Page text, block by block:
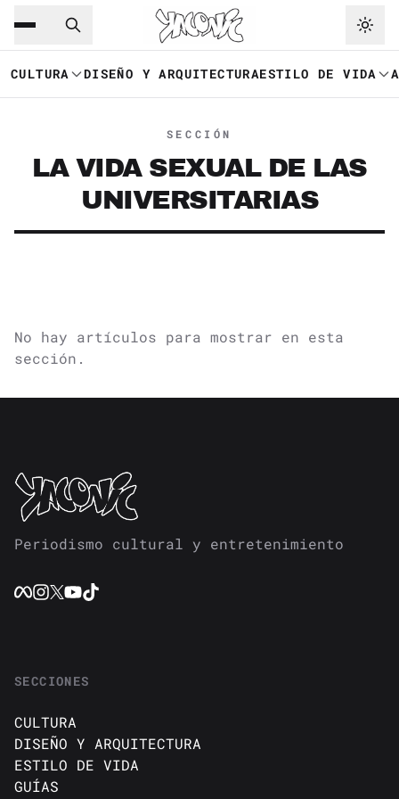
Saltar al contenido principal
CULTURA DISEÑO Y ARQUITECTURAESTILO DE VIDA
SECCIÓN
LA VIDA SEXUAL DE LAS
UNIVERSITARIAS
No hay artículos para mostrar en esta
sección.
Periodismo cultural y entretenimiento
SECCIONES
CULTURA
DISEÑO Y ARQUITECTURA
ESTILO DE VIDA
GUÍAS